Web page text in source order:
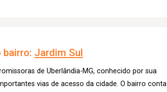
bairro: Jardim Sul
de Uberlândia-MG, conhecido por sua
vias de acesso da cidade. O bairro conta